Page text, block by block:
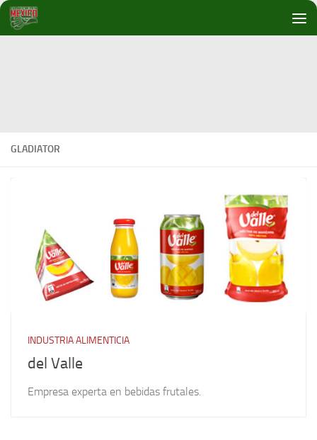
Debajo del contenido
GLADIATOR
INDUSTRIA ALIMENTICIA
del Valle
Empresa experta en bebidas frutales.